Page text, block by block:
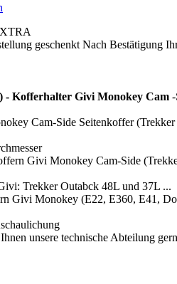
geschenkt Nach Bestätigung
- Kofferhalter Givi Monokey Cam
Cam-Side Seitenkoffer
Givi Monokey Cam-Side
Trekker Outabck 48L und 37L ...
Givi Monokey (E22, E360, E41,
unsere technische Abteilung